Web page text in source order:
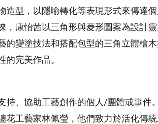
造型，以隱喻轉化等表現形式來傳達
，康怡茜以三角形與菱形圖案為設計
的變塗技法和搭配包型的三角立體檜
完美作品。
持、協助工藝創作的個人/團體或事
花工藝家林佩瑩，他們致力於活化傳